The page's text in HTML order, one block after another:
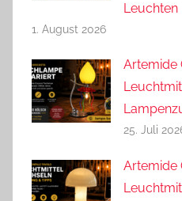
Leuchten
1. August 2026
Artemide
25. Juli
Artemide